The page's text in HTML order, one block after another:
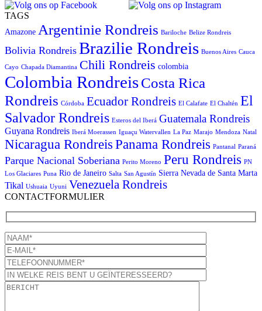
TAGS
Amazone Argentinie Rondreis Bariloche Belize Rondreis
Bolivia Rondreis Brazilie Rondreis Buenos Aires Cauca
Cayo Chapada Diamantina Chili Rondreis colombia
Colombia RondreisCosta Rica
Rondreis Córdoba Ecuador Rondreis El Calafate El Chaltén El
Salvador Rondreis Esteros del Iberá Guatemala Rondreis
Guyana Rondreis Iberá Moerassen Iguaçu Watervallen La Paz Marajo Mendoza Natal
Nicaragua Rondreis Panama Rondreis Pantanal Paraná
Parque Nacional Soberiana Perito Moreno Peru Rondreis PN
Los Glaciares Puna Rio de Janeiro Salta San Agustín Sierra Nevada de Santa Marta
Tikal Ushuaia Uyuni Venezuela Rondreis
CONTACTFORMULIER